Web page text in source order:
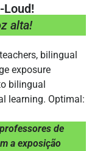
Loud!
alta!
bilingual
exposure
bilingual
learning. Optimal:
de
a exposição